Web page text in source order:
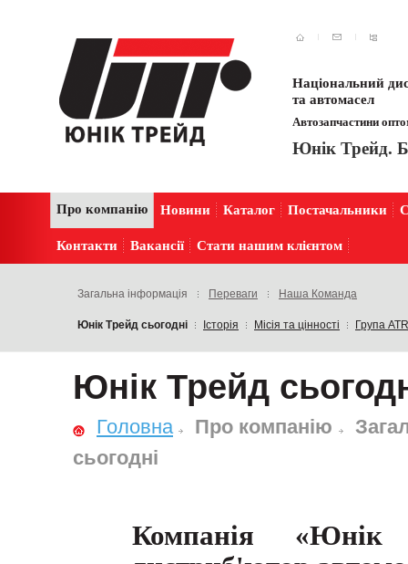
Національний
та автомасел
Автозапчастини
Юнік Трейд.
Про компанію Новини Каталог Постачальники
Контакти Вакансії Стати нашим клієнтом
Загальна інформація Переваги Наша Команда
Юнік Трейд сьогодні Історія Місія та цінності Група ATR
Юнік Трейд
Головна Про компанію
сьогодні
Компанія «Юнік